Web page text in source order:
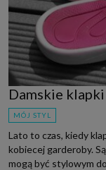
Damskie
MÓJ STYL
Lato to czas, kiedy
kobiecej garderoby.
mogą być stylowym